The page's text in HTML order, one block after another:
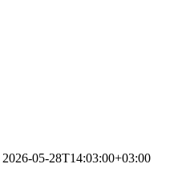
2026-05-28T14:03:00+03:00